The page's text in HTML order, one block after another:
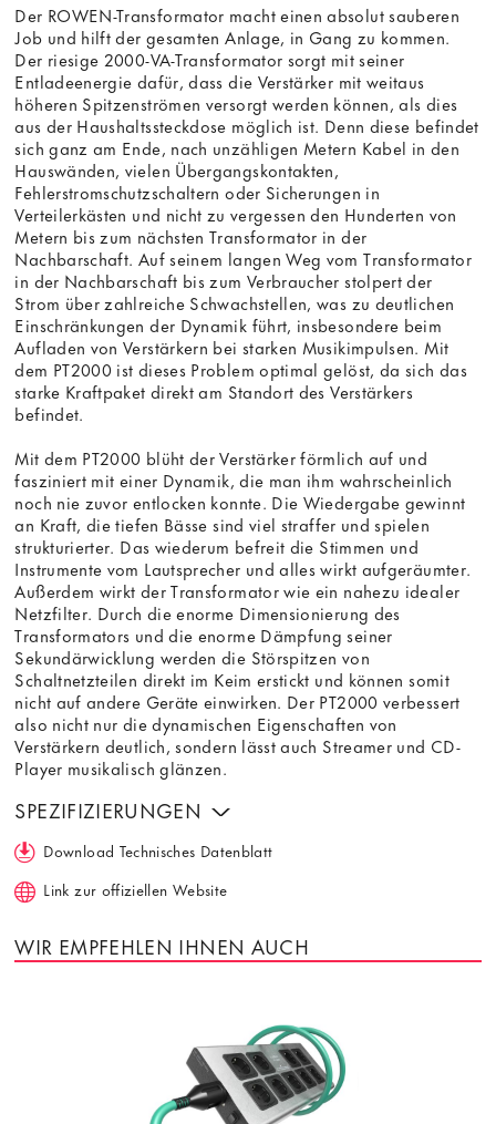
Der ROWEN-Transformator macht einen absolut sauberen
Job und hilft der gesamten Anlage, in Gang zu kommen.
Der riesige 2000-VA-Transformator sorgt mit seiner
Entladeenergie dafür, dass die Verstärker mit weitaus
höheren Spitzenströmen versorgt werden können, als dies
aus der Haushaltssteckdose möglich ist. Denn diese befindet
sich ganz am Ende, nach unzähligen Metern Kabel in den
Hauswänden, vielen Übergangskontakten,
Fehlerstromschutzschaltern oder Sicherungen in
Verteilerkästen und nicht zu vergessen den Hunderten von
Metern bis zum nächsten Transformator in der
Nachbarschaft. Auf seinem langen Weg vom Transformator
in der Nachbarschaft bis zum Verbraucher stolpert der
Strom über zahlreiche Schwachstellen, was zu deutlichen
Einschränkungen der Dynamik führt, insbesondere beim
Aufladen von Verstärkern bei starken Musikimpulsen. Mit
dem PT2000 ist dieses Problem optimal gelöst, da sich das
starke Kraftpaket direkt am Standort des Verstärkers
befindet.
Mit dem PT2000 blüht der Verstärker förmlich auf und
fasziniert mit einer Dynamik, die man ihm wahrscheinlich
noch nie zuvor entlocken konnte. Die Wiedergabe gewinnt
an Kraft, die tiefen Bässe sind viel straffer und spielen
strukturierter. Das wiederum befreit die Stimmen und
Instrumente vom Lautsprecher und alles wirkt aufgeräumter.
Außerdem wirkt der Transformator wie ein nahezu idealer
Netzfilter. Durch die enorme Dimensionierung des
Transformators und die enorme Dämpfung seiner
Sekundärwicklung werden die Störspitzen von
Schaltnetzteilen direkt im Keim erstickt und können somit
nicht auf andere Geräte einwirken. Der PT2000 verbessert
also nicht nur die dynamischen Eigenschaften von
Verstärkern deutlich, sondern lässt auch Streamer und CD-
Player musikalisch glänzen.
SPEZIFIZIERUNGEN
Download Technisches Datenblatt
Link zur offiziellen Website
WIR EMPFEHLEN IHNEN AUCH